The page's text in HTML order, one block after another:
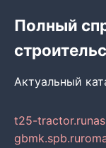
Полный
Актуальный
t25-tractor.ru
gbmk.spb.ru